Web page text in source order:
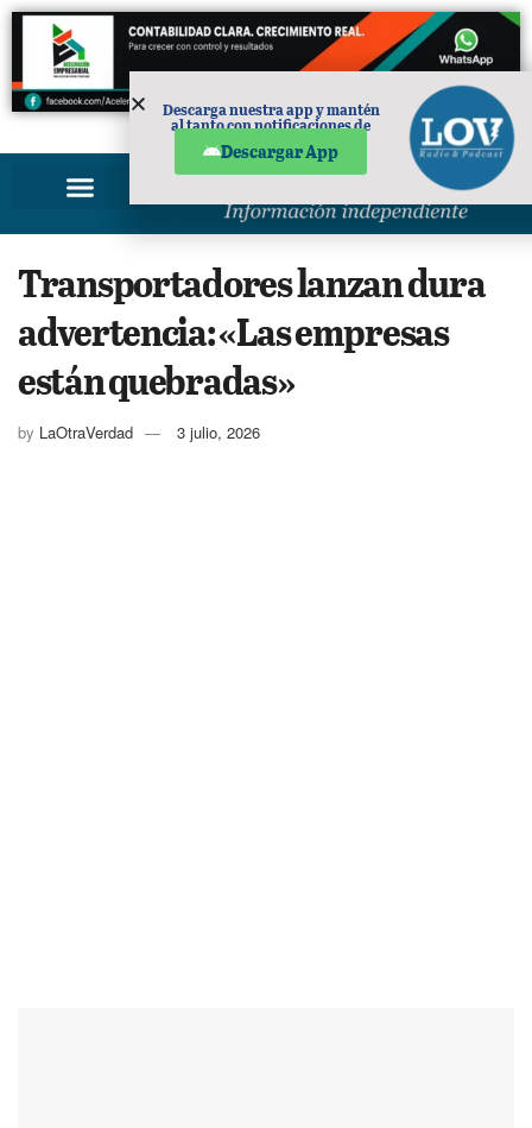
PUBLICIDAD
Transportadores lanzan dura
advertencia: «Las empresas
están quebradas»
by LaOtraVerdad 3 julio, 2026
Descarga nuestra app y mantén
al tanto con notificaciones de
Descargar App